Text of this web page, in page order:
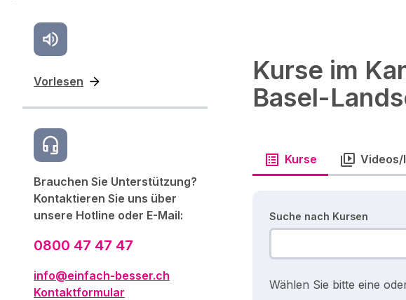
Vorlesen
Kurse im
Basel-
Brauchen Sie Unterstützung?
Kontaktieren Sie uns über
unsere Hotline oder E-Mail:
0800 47 47 47
info@einfach-besser.ch
Kontaktformular
Kurse Videos/
Suche nach Kursen
Wählen Sie bitte eine